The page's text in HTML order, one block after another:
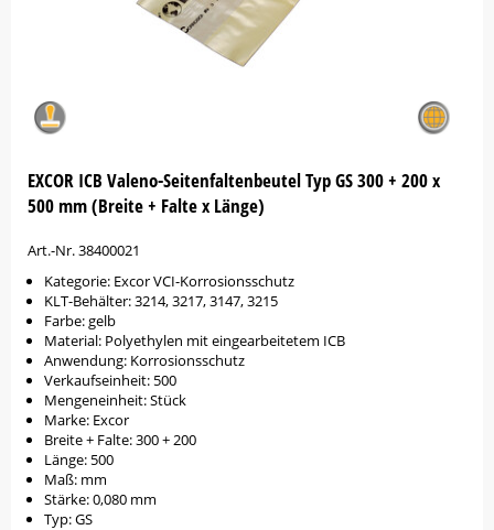
EXCOR ICB Valeno-Seitenfaltenbeutel Typ GS 300 + 200 x
500 mm (Breite + Falte x Länge)
Art.-Nr. 38400021
Kategorie: Excor VCI-Korrosionsschutz
KLT-Behälter: 3214, 3217, 3147, 3215
Farbe: gelb
Material: Polyethylen mit eingearbeitetem ICB
Anwendung: Korrosionsschutz
Verkaufseinheit: 500
Mengeneinheit: Stück
Marke: Excor
Breite + Falte: 300 + 200
Länge: 500
Maß: mm
Stärke: 0,080 mm
Typ: GS